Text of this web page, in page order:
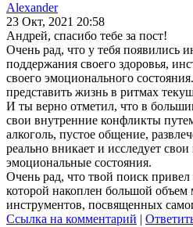
Alexander
23 Окт, 2021 20:58
Андрей, спасибо тебе за пост!
Очень рад, что у тебя появились
поддержания своего здоровья,
своего эмоционального
представить жизнь в ритмах
И ты верно отметил, что в
свои внутренние конфликты
алкоголь, пустое общение,
реально вникает и исследует
эмоциональные состояния.
Очень рад, что твой поиск привел
которой накоплен большой объем
инструментов, посвященных
Ссылка на комментарий |